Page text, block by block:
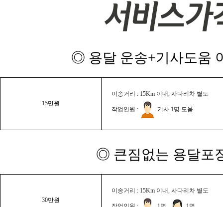
◎ 용달 운송+기사도움
15만원
이송거리 : 15Km 이내, 사다리차 별도
작업인원 : 기사 1명 도움
◎ 큰짐없는 용달포
30만원
이송거리 : 15Km 이내, 사다리차 별도